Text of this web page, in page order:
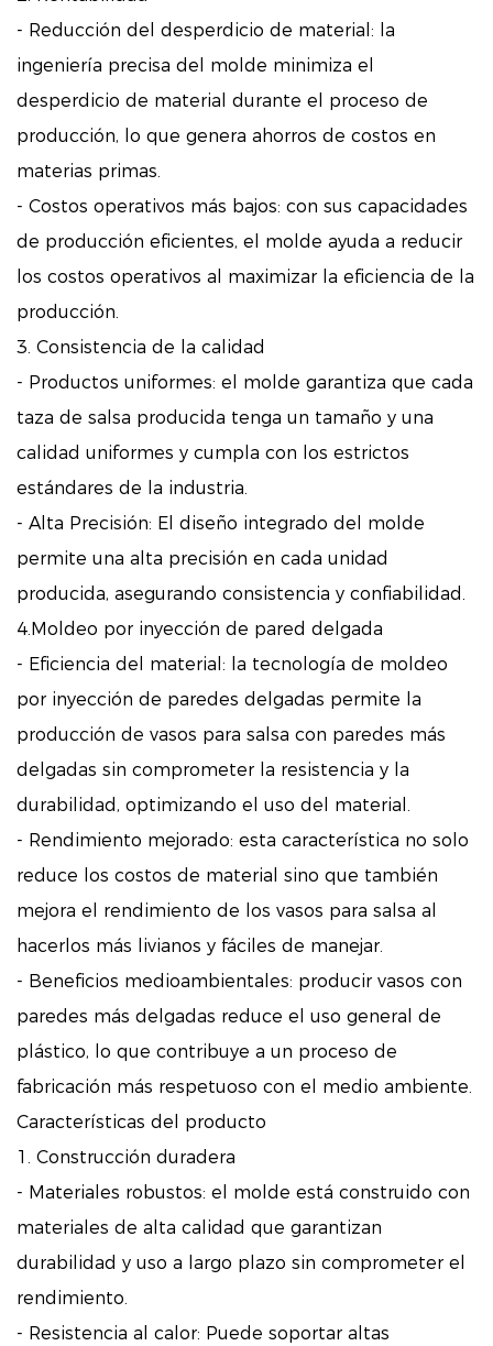
- Reducción del desperdicio de material: la
ingeniería precisa del molde minimiza el
desperdicio de material durante el proceso de
producción, lo que genera ahorros de costos en
materias primas.
- Costos operativos más bajos: con sus capacidades
de producción eficientes, el molde ayuda a reducir
los costos operativos al maximizar la eficiencia de la
producción.
3. Consistencia de la calidad
- Productos uniformes: el molde garantiza que cada
taza de salsa producida tenga un tamaño y una
calidad uniformes y cumpla con los estrictos
estándares de la industria.
- Alta Precisión: El diseño integrado del molde
permite una alta precisión en cada unidad
producida, asegurando consistencia y confiabilidad.
4.Moldeo por inyección de pared delgada
- Eficiencia del material: la tecnología de moldeo
por inyección de paredes delgadas permite la
producción de vasos para salsa con paredes más
delgadas sin comprometer la resistencia y la
durabilidad, optimizando el uso del material.
- Rendimiento mejorado: esta característica no solo
reduce los costos de material sino que también
mejora el rendimiento de los vasos para salsa al
hacerlos más livianos y fáciles de manejar.
- Beneficios medioambientales: producir vasos con
paredes más delgadas reduce el uso general de
plástico, lo que contribuye a un proceso de
fabricación más respetuoso con el medio ambiente.
Características del producto
1. Construcción duradera
- Materiales robustos: el molde está construido con
materiales de alta calidad que garantizan
durabilidad y uso a largo plazo sin comprometer el
rendimiento.
- Resistencia al calor: Puede soportar altas